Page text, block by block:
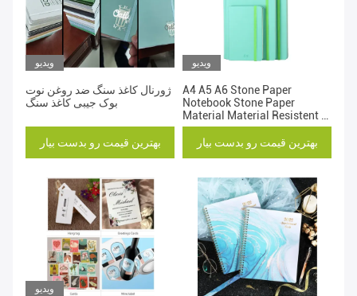
ویدیو
ژورنال کاغذ سنگ ضد روغن نوت
بوک جیبی کاغذ سنگ
بهترین قیمت رو بدست بیار
ویدیو
A4 A5 A6 Stone Paper
Notebook Stone Paper
Material Material Resistent to
Tear
بهترین قیمت رو بدست بیار
ویدیو